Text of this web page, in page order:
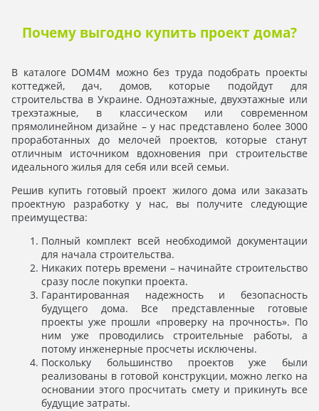
Почему выгодно купить проект дома?
В каталоге DOM4M можно без труда подобрать проекты
коттеджей, дач, домов, которые подойдут для
строительства в Украине. Одноэтажные, двухэтажные или
трехэтажные, в классическом или современном
прямолинейном дизайне – у нас представлено более 3000
проработанных до мелочей проектов, которые станут
отличным источником вдохновения при строительстве
идеального жилья для себя или всей семьи.
Решив купить готовый проект жилого дома или заказать
проектную разработку у нас, вы получите следующие
преимущества:
Полный комплект всей необходимой документации
для начала строительства.
Никаких потерь времени – начинайте строительство
сразу после покупки проекта.
Гарантированная надежность и безопасность
будущего дома. Все представленные готовые
проекты уже прошли «проверку на прочность». По
ним уже проводились строительные работы, а
потому инженерные просчеты исключены.
Поскольку большинство проектов уже были
реализованы в готовой конструкции, можно легко на
основании этого просчитать смету и прикинуть все
будущие затраты.